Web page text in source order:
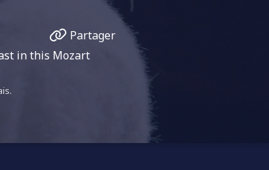
Partager
in this Mozart